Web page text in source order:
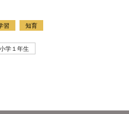
習 知育
小学１年生